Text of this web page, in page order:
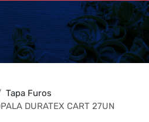
Tapa Furos
DURATEX CART 27UN